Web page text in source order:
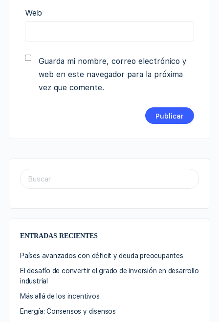
Web
Guarda mi nombre, correo electrónico y
web en este navegador para la próxima
vez que comente.
ENTRADAS RECIENTES
Países avanzados con déficit y deuda preocupantes
El desafío de convertir el grado de inversión en desarrollo
industrial
Más allá de los incentivos
Energía: Consensos y disensos